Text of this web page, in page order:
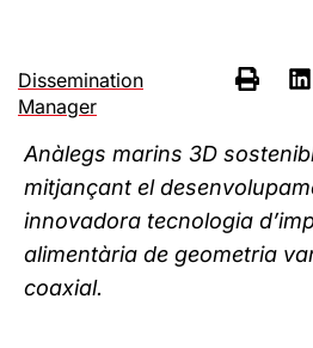
Dissemination
Manager
Anàlegs marins 3D
mitjançant el
innovadora tecnologia
alimentària de geometria
coaxial.